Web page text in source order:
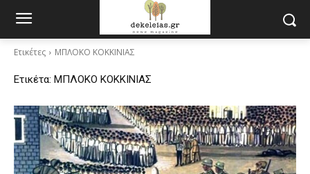
Ετικέτες ΜΠΛΟΚΟ ΚΟΚΚΙΝΙΑΣ
Ετικέτα: ΜΠΛΟΚΟ ΚΟΚΚΙΝΙΑΣ